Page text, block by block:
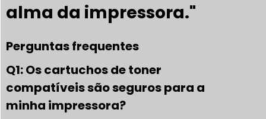
alma da impressora."
Perguntas frequentes
Q1: Os cartuchos de toner
compatíveis são seguros para a
minha impressora?